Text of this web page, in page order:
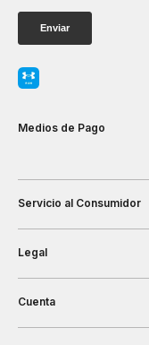
Medios de Pago
Servicio al Consumidor
Legal
Cuenta